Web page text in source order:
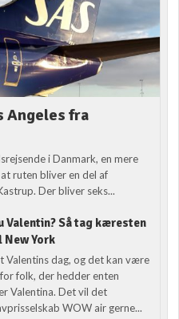
Angeles fra
i Danmark, en mere
ruten bliver en del af
Der bliver seks...
Valentin? Så tag kæresten
New York
Valentins dag, og det kan være
folk, der hedder enten
Valentina. Det vil det
WOW air gerne...